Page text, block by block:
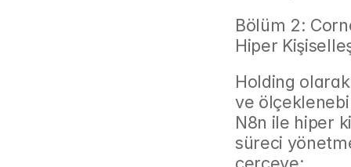
Bölüm 2:
Hiper
Holding
ve
N8n ile hiper
süreci